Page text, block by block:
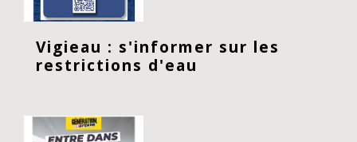
Vigieau : s'informer sur les
restrictions d'eau